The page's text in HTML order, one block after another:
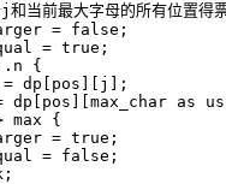
= false ;
= true ;
n
{
= dp [ pos ][ j ];
dp [ pos ][max_char as
max
{
= true ;
= false ;
;